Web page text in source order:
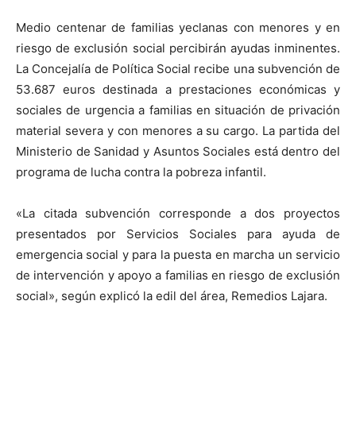
Medio centenar de familias yeclanas con menores y en
riesgo de exclusión social percibirán ayudas inminentes.
La Concejalía de Política Social recibe una subvención de
53.687 euros destinada a prestaciones económicas y
sociales de urgencia a familias en situación de privación
material severa y con menores a su cargo. La partida del
Ministerio de Sanidad y Asuntos Sociales está dentro del
programa de lucha contra la pobreza infantil.
«La citada subvención corresponde a dos proyectos
presentados por Servicios Sociales para ayuda de
emergencia social y para la puesta en marcha un servicio
de intervención y apoyo a familias en riesgo de exclusión
social», según explicó la edil del área, Remedios Lajara.